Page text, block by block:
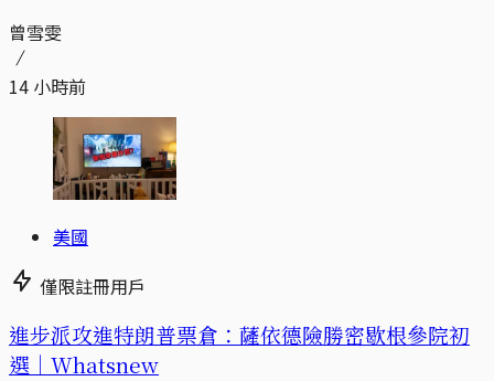
曾雪雯
14 小時前
美國
僅限註冊用戶
進步派攻進特朗普票倉：薩依德險勝密歇根參院初
選｜Whatsnew